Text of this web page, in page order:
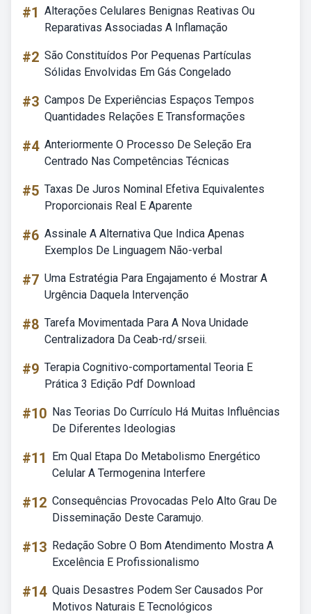
#1 Alterações Celulares Benignas Reativas Ou
Reparativas Associadas A Inflamação
#2 São Constituídos Por Pequenas Partículas
Sólidas Envolvidas Em Gás Congelado
#3 Campos De Experiências Espaços Tempos
Quantidades Relações E Transformações
#4 Anteriormente O Processo De Seleção Era
Centrado Nas Competências Técnicas
#5 Taxas De Juros Nominal Efetiva Equivalentes
Proporcionais Real E Aparente
#6 Assinale A Alternativa Que Indica Apenas
Exemplos De Linguagem Não-verbal
#7 Uma Estratégia Para Engajamento é Mostrar A
Urgência Daquela Intervenção
#8 Tarefa Movimentada Para A Nova Unidade
Centralizadora Da Ceab-rd/srseii.
#9 Terapia Cognitivo-comportamental Teoria E
Prática 3 Edição Pdf Download
#10 Nas Teorias Do Currículo Há Muitas Influências
De Diferentes Ideologias
#11
Em Qual Etapa Do Metabolismo Energético
Celular A Termogenina Interfere
#12 Consequências Provocadas Pelo Alto Grau De
Disseminação Deste Caramujo.
#13 Redação Sobre O Bom Atendimento Mostra A
Excelência E Profissionalismo
#14 Quais Desastres Podem Ser Causados Por
Motivos Naturais E Tecnológicos